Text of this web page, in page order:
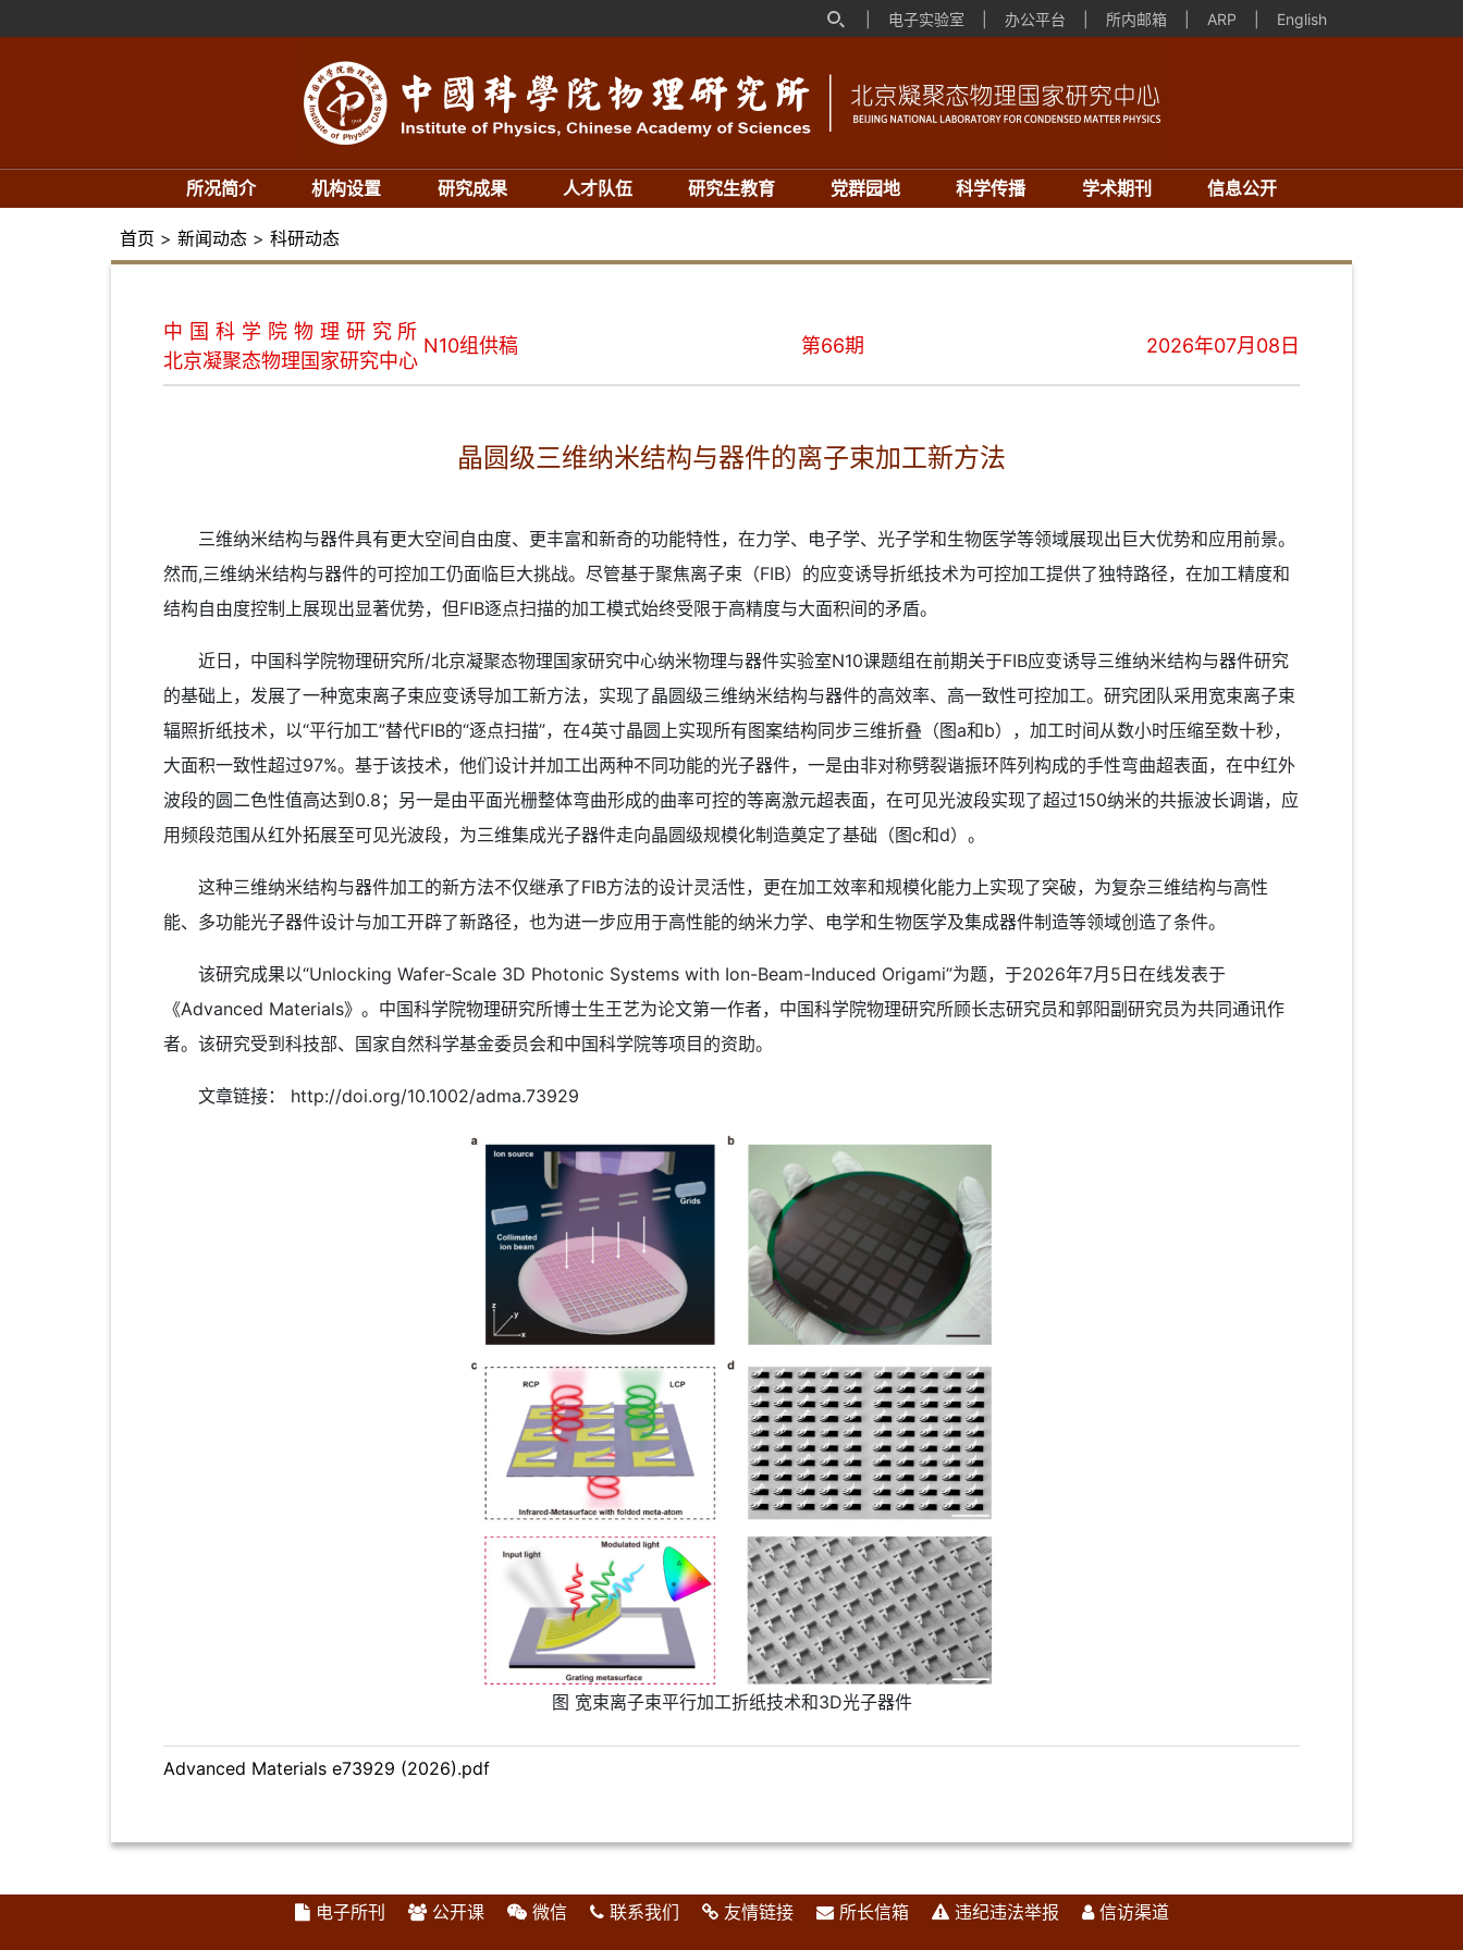
电子实验室 办公平台 所内邮箱 ARP English
所况简介 机构设置 研究成果 人才队伍 研究生教育 党群园地 科学传播 学术期刊 信息公开
首页 > 新闻动态 > 科研动态
中国科学院物理研究所
北京凝聚态物理国家研究中心
N10组供稿 第66期 2026年07月08日
晶圆级三维纳米结构与器件的离子束加工新方法
三维纳米结构与器件具有更大空间自由度、更丰富和新奇的功能特性，在力学、电子学、光子学和生物医学等领域展现出巨大优势和应用前景。
然而,三维纳米结构与器件的可控加工仍面临巨大挑战。尽管基于聚焦离子束（FIB）的应变诱导折纸技术为可控加工提供了独特路径，在加工精度和
结构自由度控制上展现出显著优势，但FIB逐点扫描的加工模式始终受限于高精度与大面积间的矛盾。
近日，中国科学院物理研究所/北京凝聚态物理国家研究中心纳米物理与器件实验室N10课题组在前期关于FIB应变诱导三维纳米结构与器件研究
的基础上，发展了一种宽束离子束应变诱导加工新方法，实现了晶圆级三维纳米结构与器件的高效率、高一致性可控加工。研究团队采用宽束离子束
辐照折纸技术，以“平行加工”替代FIB的“逐点扫描”，在4英寸晶圆上实现所有图案结构同步三维折叠（图a和b），加工时间从数小时压缩至数十秒，
大面积一致性超过97%。基于该技术，他们设计并加工出两种不同功能的光子器件，一是由非对称劈裂谐振环阵列构成的手性弯曲超表面，在中红外
波段的圆二色性值高达到0.8；另一是由平面光栅整体弯曲形成的曲率可控的等离激元超表面，在可见光波段实现了超过150纳米的共振波长调谐，应
用频段范围从红外拓展至可见光波段，为三维集成光子器件走向晶圆级规模化制造奠定了基础（图c和d）。
这种三维纳米结构与器件加工的新方法不仅继承了FIB方法的设计灵活性，更在加工效率和规模化能力上实现了突破，为复杂三维结构与高性
能、多功能光子器件设计与加工开辟了新路径，也为进一步应用于高性能的纳米力学、电学和生物医学及集成器件制造等领域创造了条件。
该研究成果以“Unlocking Wafer-Scale 3D Photonic Systems with Ion-Beam-Induced Origami”为题，于2026年7月5日在线发表于
《Advanced Materials》。中国科学院物理研究所博士生王艺为论文第一作者，中国科学院物理研究所顾长志研究员和郭阳副研究员为共同通讯作
者。该研究受到科技部、国家自然科学基金委员会和中国科学院等项目的资助。
文章链接： http://doi.org/10.1002/adma.73929
图 宽束离子束平行加工折纸技术和3D光子器件
Advanced Materials e73929 (2026).pdf
电子所刊 公开课 微信 联系我们 友情链接 所长信箱 违纪违法举报 信访渠道